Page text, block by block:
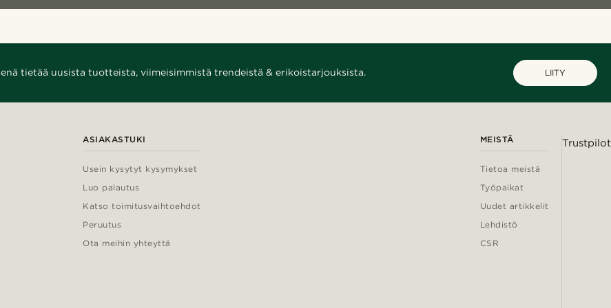
tietää uusista tuotteista, viimeisimmistä trendeistä & erikoistarjouksista. LIITY
ASIAKASTUKI
Usein kysytyt kysymykset
Luo palautus
Katso toimitusvaihtoehdot
Peruutus
Ota meihin yhteyttä
MEISTÄ
Tietoa meistä
Työpaikat
Uudet artikkelit
Lehdistö
CSR
Trustpilot